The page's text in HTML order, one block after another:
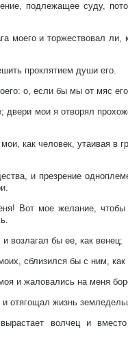
подлежащее суду,
моего и торжествовал ли,
проклятием души его.
о, если бы мы от мяс
двери мои я отворял
как человек, утаивая в
и презрение
Вот мое желание, чтобы
возлагал бы ее, как венец;
сблизился бы с ним, как
и жаловались на меня
отягощал жизнь
волчец и